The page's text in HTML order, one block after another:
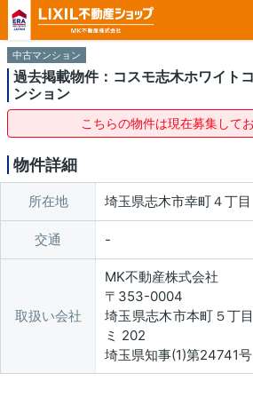
中古マンション
過去掲載物件：コスモ志木ホワイト
ンション
こちらの物件は現在募集して
物件詳細
所在地 埼玉県志木市幸町４丁目
交通
取扱い会社
MK不動産株式会社
〒353-0004
埼玉県志木市本町５丁
ミ 202
埼玉県知事(1)第24741号